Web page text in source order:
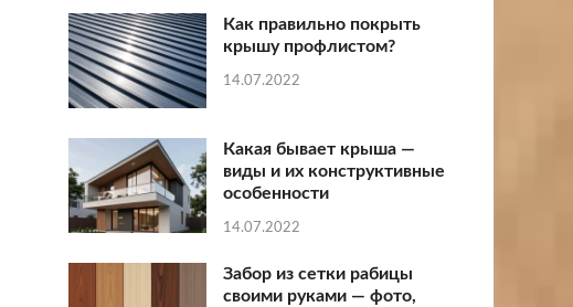
Как правильно покрыть
крышу профлистом?
14.07.2022
Какая бывает крыша —
виды и их конструктивные
особенности
14.07.2022
Забор из сетки рабицы
своими руками — фото,